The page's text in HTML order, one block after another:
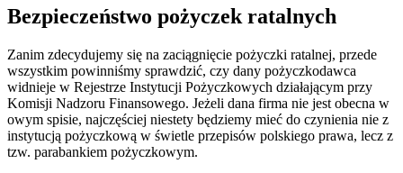
Bezpieczeństwo pożyczek ratalnych
Zanim zdecydujemy się na zaciągnięcie pożyczki ratalnej, przede
wszystkim powinniśmy sprawdzić, czy dany pożyczkodawca
widnieje w Rejestrze Instytucji Pożyczkowych działającym przy
Komisji Nadzoru Finansowego. Jeżeli dana firma nie jest obecna w
owym spisie, najczęściej niestety będziemy mieć do czynienia nie z
instytucją pożyczkową w świetle przepisów polskiego prawa, lecz z
tzw. parabankiem pożyczkowym.